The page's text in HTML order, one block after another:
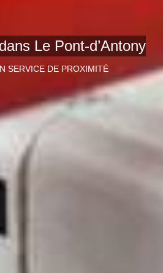
Le Pont-d’Antony
SERVICE DE PROXIMITÉ